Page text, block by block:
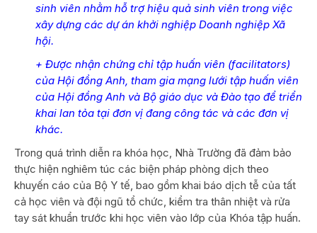
sinh viên nhằm hỗ trợ hiệu quả sinh viên trong việc
xây dựng các dự án khởi nghiệp Doanh nghiệp Xã
hội.
+ Được nhận chứng chỉ tập huấn viên (facilitators)
của Hội đồng Anh, tham gia mạng lưới tập huấn viên
của Hội đồng Anh và Bộ giáo dục và Đào tạo để triển
khai lan tỏa tại đơn vị đang công tác và các đơn vị
khác.
Trong quá trình diễn ra khóa học, Nhà Trường đã đảm bảo
thực hiện nghiêm túc các biện pháp phòng dịch theo
khuyến cáo của Bộ Y tế, bao gồm khai báo dịch tễ của tất
cả học viên và đội ngũ tổ chức, kiểm tra thân nhiệt và rửa
tay sát khuẩn trước khi học viên vào lớp của Khóa tập huấn.